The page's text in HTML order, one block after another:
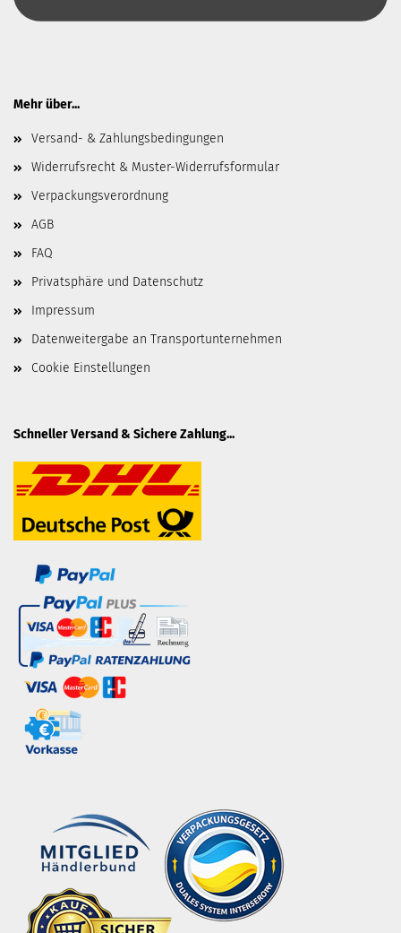
Mehr über...
Versand- & Zahlungsbedingungen
Widerrufsrecht & Muster-Widerrufsformular
Verpackungsverordnung
AGB
FAQ
Privatsphäre und Datenschutz
Impressum
Datenweitergabe an Transportunternehmen
Cookie Einstellungen
Schneller Versand & Sichere Zahlung...